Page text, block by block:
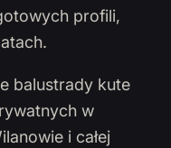
profili,
balustrady kute
w
i całej